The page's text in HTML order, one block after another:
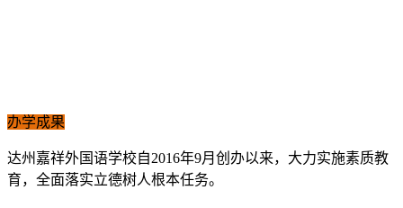
办学成果
达州嘉祥外国语学校自2016年9月创办以来，大力实施素质教
育，全面落实立德树人根本任务。